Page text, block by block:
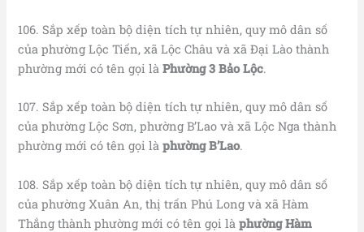
106. Sắp xếp toàn bộ diện tích tự nhiên, quy mô dân số
của phường Lộc Tiến, xã Lộc Châu và xã Đại Lào thành
phường mới có tên gọi làPhường 3 Bảo Lộc.
107. Sắp xếp toàn bộ diện tích tự nhiên, quy mô dân số
của phường Lộc Sơn, phường B’Lao và xã Lộc Nga thành
phường mới có tên gọi làphường B’Lao.
108. Sắp xếp toàn bộ diện tích tự nhiên, quy mô dân số
của phường Xuân An, thị trấn Phú Long và xã Hàm
Thắng thành phường mới có tên gọi làphường Hàm